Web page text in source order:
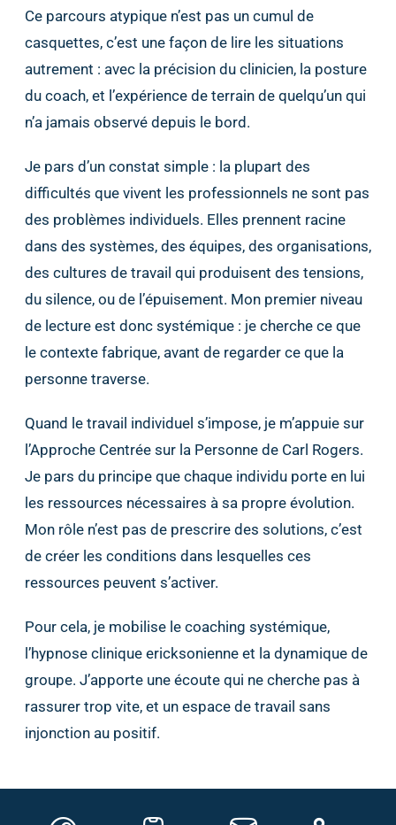
Ce parcours atypique n’est pas un cumul de
casquettes, c’est une façon de lire les situations
autrement : avec la précision du clinicien, la posture
du coach, et l’expérience de terrain de quelqu’un qui
n’a jamais observé depuis le bord.
Je pars d’un constat simple : la plupart des
difficultés que vivent les professionnels ne sont pas
des problèmes individuels. Elles prennent racine
dans des systèmes, des équipes, des organisations,
des cultures de travail qui produisent des tensions,
du silence, ou de l’épuisement. Mon premier niveau
de lecture est donc systémique : je cherche ce que
le contexte fabrique, avant de regarder ce que la
personne traverse.
Quand le travail individuel s’impose, je m’appuie sur
l’Approche Centrée sur la Personne de Carl Rogers.
Je pars du principe que chaque individu porte en lui
les ressources nécessaires à sa propre évolution.
Mon rôle n’est pas de prescrire des solutions, c’est
de créer les conditions dans lesquelles ces
ressources peuvent s’activer.
Pour cela, je mobilise le coaching systémique,
l’hypnose clinique ericksonienne et la dynamique de
groupe. J’apporte une écoute qui ne cherche pas à
rassurer trop vite, et un espace de travail sans
injonction au positif.